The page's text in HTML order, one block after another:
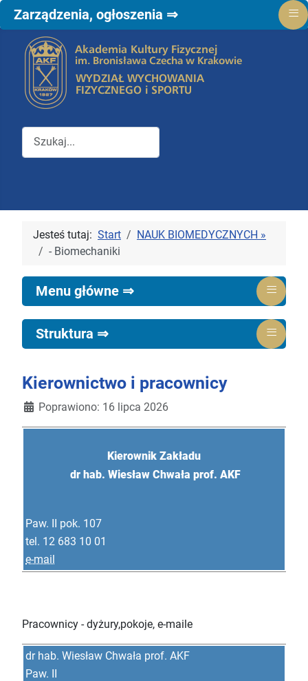
Przeszukuj witrynę Wydziału WFiS
Jesteś tutaj: Start
NAUK BIOMEDYCZNYCH »
- Biomechaniki
Menu główne ⇒ ≡
Struktura ⇒ ≡
Kierownictwo i pracownicy
Poprawiono: 16 lipca 2026
Kierownik Zakładu
dr hab. Wiesław Chwała prof. AKF
Paw. II pok. 107
tel. 12 683 10 01
e-mail
Pracownicy - dyżury,pokoje, e-maile
dr hab. Wiesław Chwała prof. AKF
Paw. II
Zarządzenia, ogłoszenia ⇒ ≡